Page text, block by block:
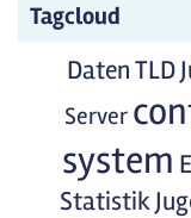
Tagcloud
DatenTLD
Server
system
Statistik